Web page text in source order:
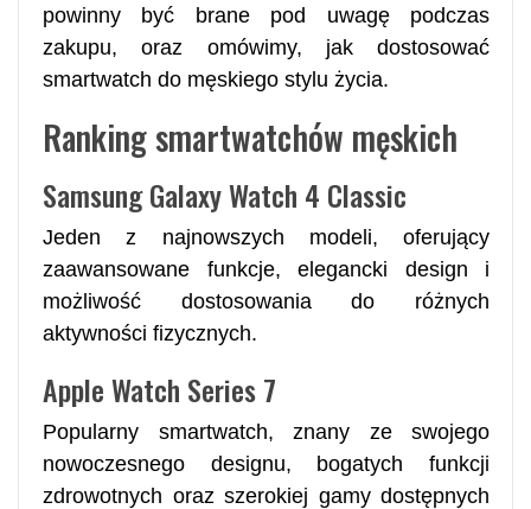
powinny być brane pod uwagę podczas
zakupu, oraz omówimy, jak dostosować
smartwatch do męskiego stylu życia.
Ranking smartwatchów męskich
Samsung Galaxy Watch 4 Classic
Jeden z najnowszych modeli, oferujący
zaawansowane funkcje, elegancki design i
możliwość dostosowania do różnych
aktywności fizycznych.
Apple Watch Series 7
Popularny smartwatch, znany ze swojego
nowoczesnego designu, bogatych funkcji
zdrowotnych oraz szerokiej gamy dostępnych